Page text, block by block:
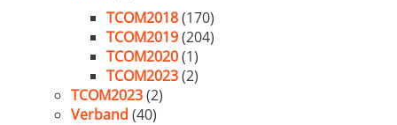
TCOM2018(170)
TCOM2019(204)
TCOM2020(1)
TCOM2023(2)
TCOM2023(2)
Verband (40)